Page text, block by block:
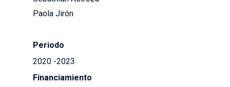
Paola Jirón
Periodo
2020 -2023
Financiamiento